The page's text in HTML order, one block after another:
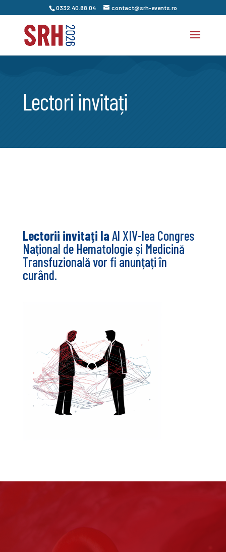
0332.40.88.04 contact@srh-events.ro
Lectori invitați
Lectorii invitați laAl XIV-lea Congres
Național de Hematologie și Medicină
Transfuzională vor fi anunțați în
curând.